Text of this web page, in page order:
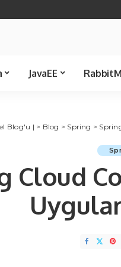
Template
JavaEE
Blog'u | > Blog > Spring >
Cloud